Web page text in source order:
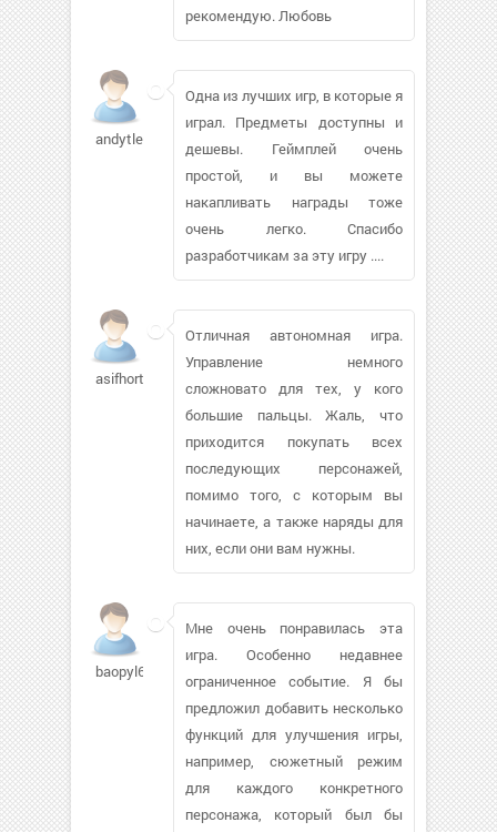
рекомендую. Любовь
andytlees
Одна из лучших игр, в которые я
играл. Предметы доступны и
дешевы. Геймплей очень
простой, и вы можете
накапливать награды тоже
очень легко. Спасибо
разработчикам за эту игру ....
asifhort
Отличная автономная игра.
Управление немного
сложновато для тех, у кого
большие пальцы. Жаль, что
приходится покупать всех
последующих персонажей,
помимо того, с которым вы
начинаете, а также наряды для
них, если они вам нужны.
baopyl627
Мне очень понравилась эта
игра. Особенно недавнее
ограниченное событие. Я бы
предложил добавить несколько
функций для улучшения игры,
например, сюжетный режим
для каждого конкретного
персонажа, который был бы